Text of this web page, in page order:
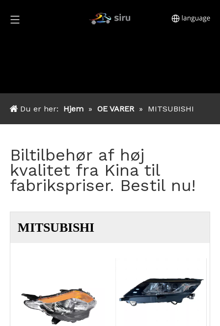
Du er her: Hjem » OE VARER » MITSUBISHI
Biltilbehør af høj
kvalitet fra Kina til
fabrikspriser. Bestil nu!
MITSUBISHI